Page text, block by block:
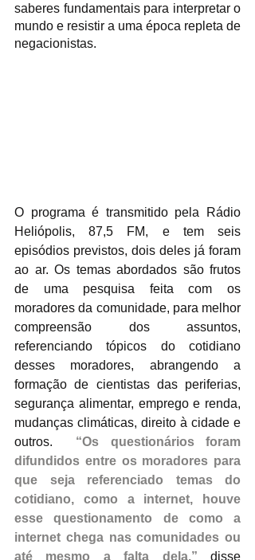
saberes fundamentais para interpretar o
mundo e resistir a uma época repleta de
negacionistas.
O programa é transmitido pela Rádio
Heliópolis, 87,5 FM, e tem seis
episódios previstos, dois deles já foram
ao ar. Os temas abordados são frutos
de uma pesquisa feita com os
moradores da comunidade, para melhor
compreensão dos assuntos,
referenciando tópicos do cotidiano
desses moradores, abrangendo a
formação de cientistas das periferias,
segurança alimentar, emprego e renda,
mudanças climáticas, direito à cidade e
outros. “Os questionários foram
difundidos entre os moradores para
que seja referenciado temas do
cotidiano, como a internet, houve
esse questionamento de como a
internet chega nas comunidades ou
até mesmo a falta dela.” disse